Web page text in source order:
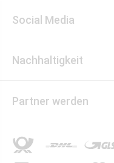
Social Media
Nachhaltigkeit
Partner werden